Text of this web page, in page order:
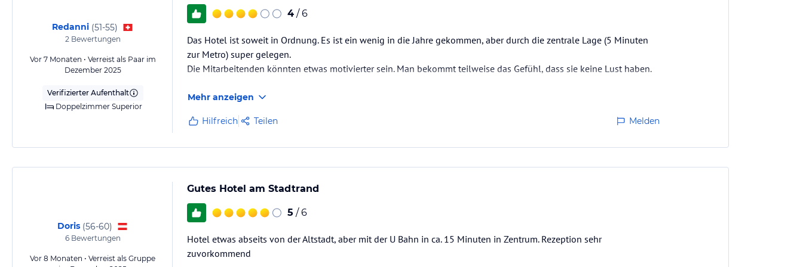
Redanni (51-55)
2Bewertungen
Vor 7 Monaten • Verreist als Paar im
Dezember 2025
Verifizierter Aufenthalt
Doppelzimmer Superior
4 / 6
Das Hotel ist soweit in Ordnung. Es ist ein wenig in die Jahre gekommen, aber durch die zentrale Lage (5 Minuten
zur Metro) super gelegen.
Die Mitarbeitenden könnten etwas motivierter sein. Man bekommt teilweise das Gefühl, dass sie keine Lust haben.
Mehr anzeigen
Hilfreich Teilen Melden
Doris (56-60)
6Bewertungen
Vor 8 Monaten • Verreist als Gruppe
Gutes Hotel am Stadtrand
5 / 6
Hotel etwas abseits von der Altstadt, aber mit der U Bahn in ca. 15 Minuten in Zentrum. Rezeption sehr
zuvorkommend